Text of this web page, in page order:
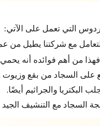
التي تعمل على الآتي:
مع شركتنا يطيل من
من أهم فوائده أنه يحمي
على السجاد من بقع
البكتريا والجراثيم أيضًا.
السجاد مع التنشيف